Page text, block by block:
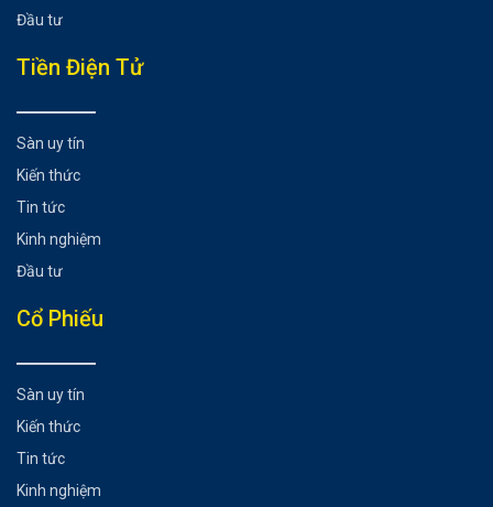
Đầu tư
Tiền Điện Tử
Sàn uy tín
Kiến thức
Tin tức
Kinh nghiệm
Đầu tư
Cổ Phiếu
Sàn uy tín
Kiến thức
Tin tức
Kinh nghiệm